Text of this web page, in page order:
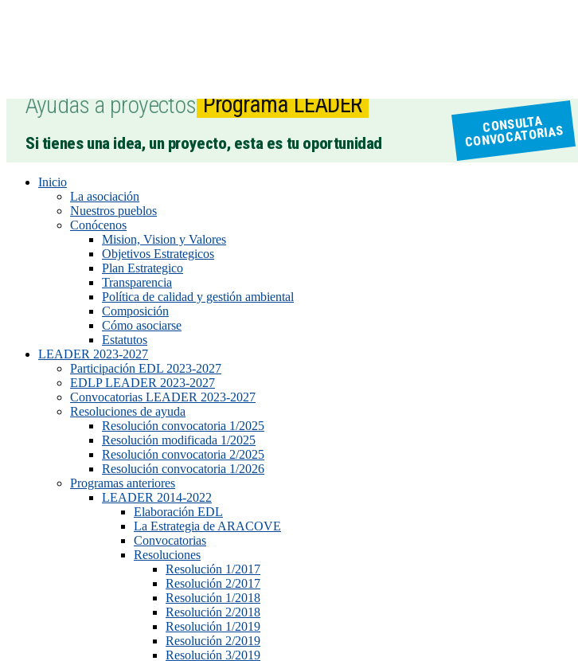
Ayudas a proyectos Programa LEADER
Si tienes una idea, un proyecto, esta es tu oportunidad
CONSULTA
CONVOCATORIAS
Inicio
La asociación
Nuestros pueblos
Conócenos
Mision, Vision y Valores
Objetivos Estrategicos
Plan Estrategico
Transparencia
Política de calidad y gestión ambiental
Composición
Cómo asociarse
Estatutos
LEADER 2023-2027
Participación EDL 2023-2027
EDLP LEADER 2023-2027
Convocatorias LEADER 2023-2027
Resoluciones de ayuda
Resolución convocatoria 1/2025
Resolución modificada 1/2025
Resolución convocatoria 2/2025
Resolución convocatoria 1/2026
Programas anteriores
LEADER 2014-2022
Elaboración EDL
La Estrategia de ARACOVE
Convocatorias
Resoluciones
Resolución 1/2017
Resolución 2/2017
Resolución 1/2018
Resolución 2/2018
Resolución 1/2019
Resolución 2/2019
Resolución 3/2019